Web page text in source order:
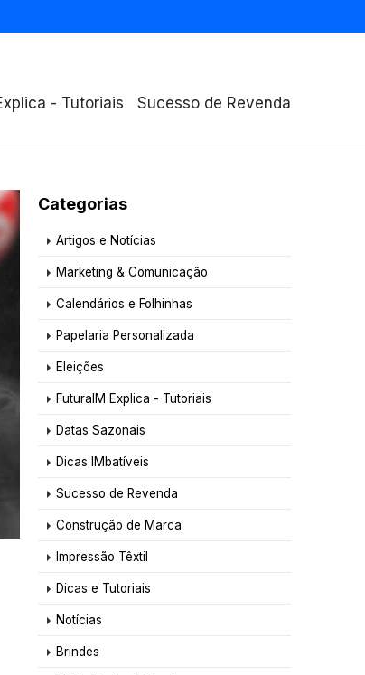
- Tutoriais Sucesso de Revenda
Categorias
Artigos e Notícias
Marketing & Comunicação
Calendários e Folhinhas
Papelaria Personalizada
Eleições
FuturaIM Explica - Tutoriais
Datas Sazonais
Dicas IMbatíveis
Sucesso de Revenda
Construção de Marca
Impressão Têxtil
Dicas e Tutoriais
Notícias
Brindes